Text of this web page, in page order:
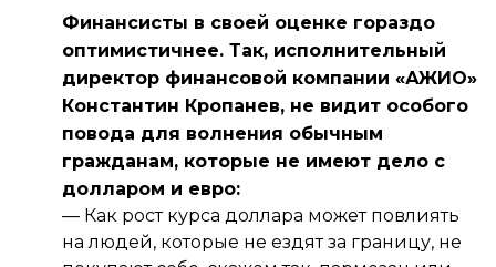
Финансисты в своей оценке гораздо
оптимистичнее. Так, исполнительный
директор финансовой компании «АЖИО»
Константин Кропанев, не видит особого
повода для волнения обычным
гражданам, которые не имеют дело с
долларом и евро:
— Как рост курса доллара может повлиять
на людей, которые не ездят за границу, не